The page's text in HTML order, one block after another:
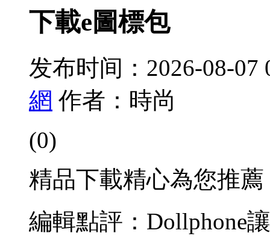
下載e圖標包
发布时间：2026-08-07
網 作者：時尚
(0)
精品下載精心為您推薦
編輯點評：Dollphone